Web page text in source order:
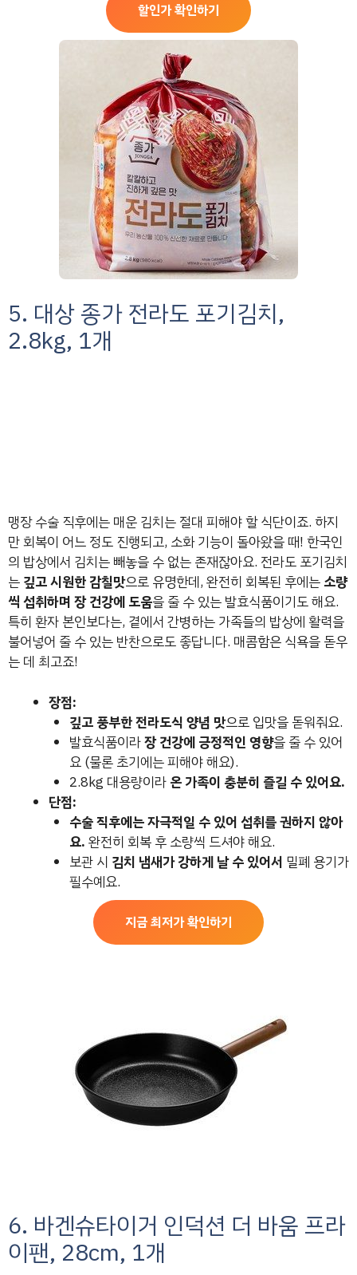
할인가 확인하기
5. 대상 종가 전라도 포기김치,
2.8kg, 1개
맹장 수술 직후에는 매운 김치는 절대 피해야 할 식단이죠. 하지
만 회복이 어느 정도 진행되고, 소화 기능이 돌아왔을 때! 한국인
의 밥상에서 김치는 빼놓을 수 없는 존재잖아요. 전라도 포기김치
는 깊고 시원한 감칠맛으로 유명한데, 완전히 회복된 후에는 소량
씩 섭취하며 장 건강에 도움을 줄 수 있는 발효식품이기도 해요.
특히 환자 본인보다는, 곁에서 간병하는 가족들의 밥상에 활력을
불어넣어 줄 수 있는 반찬으로도 좋답니다. 매콤함은 식욕을 돋우
는 데 최고죠!
장점:
깊고 풍부한 전라도식 양념 맛으로 입맛을 돋워줘요.
발효식품이라장 건강에 긍정적인 영향을 줄 수 있어
요 (물론 초기에는 피해야 해요).
2.8kg 대용량이라 온 가족이 충분히 즐길 수 있어요.
단점:
수술 직후에는 자극적일 수 있어 섭취를 권하지 않아
요. 완전히 회복 후 소량씩 드셔야 해요.
보관 시 김치 냄새가 강하게 날 수 있어서 밀폐 용기가
필수예요.
지금 최저가 확인하기
6. 바겐슈타이거 인덕션 더 바움 프라
이팬, 28cm, 1개